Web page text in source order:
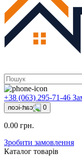
+38 (063) 295-71-46
0
0.00 грн.
Зробити замовлення
Каталог товарів